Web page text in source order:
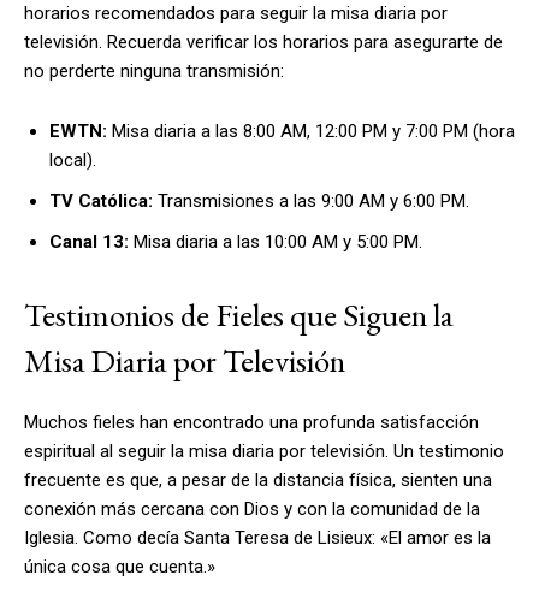
horarios recomendados para seguir la misa diaria por
televisión. Recuerda verificar los horarios para asegurarte de
no perderte ninguna transmisión:
EWTN: Misa diaria a las 8:00 AM, 12:00 PM y 7:00 PM (hora
local).
TV Católica: Transmisiones a las 9:00 AM y 6:00 PM.
Canal 13: Misa diaria a las 10:00 AM y 5:00 PM.
Testimonios de Fieles que Siguen la
Misa Diaria por Televisión
Muchos fieles han encontrado una profunda satisfacción
espiritual al seguir la misa diaria por televisión. Un testimonio
frecuente es que, a pesar de la distancia física, sienten una
conexión más cercana con Dios y con la comunidad de la
Iglesia. Como decía Santa Teresa de Lisieux: «El amor es la
única cosa que cuenta.»